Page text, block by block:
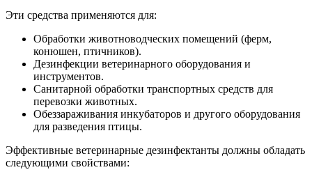
Эти средства применяются для:
Обработки животноводческих помещений (ферм,
конюшен, птичников).
Дезинфекции ветеринарного оборудования и
инструментов.
Санитарной обработки транспортных средств для
перевозки животных.
Обеззараживания инкубаторов и другого оборудования
для разведения птицы.
Эффективные ветеринарные дезинфектанты должны обладать
следующими свойствами: